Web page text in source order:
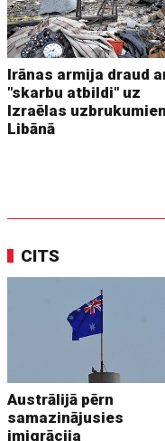
Irānas armija draud
"skarbu atbildi" uz
Izraēlas
Libānā
CITS
Austrālijā pērn
samazinājusies
imigrācija